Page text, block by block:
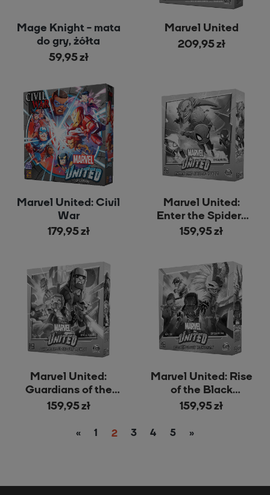
Mage Knight - mata
do gry, żółta
59,95 zł
Marvel United
209,95 zł
Marvel United: Civil
War
179,95 zł
Marvel United:
Enter the Spider-
Verse
159,95 zł
Marvel United:
Guardians of the
Galaxy Remix
159,95 zł
Marvel United: Rise
of the Black
Panther
159,95 zł
« 1 2 3 4 5 »